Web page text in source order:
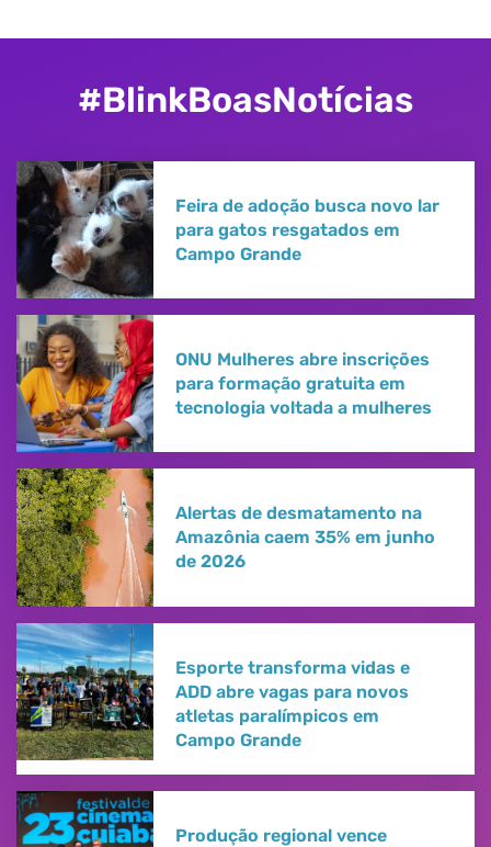
#BlinkBoasNotícias​
Feira de adoção busca novo lar
para gatos resgatados em
Campo Grande
ONU Mulheres abre inscrições
para formação gratuita em
tecnologia voltada a mulheres
Alertas de desmatamento na
Amazônia caem 35% em junho
de 2026
Esporte transforma vidas e
ADD abre vagas para novos
atletas paralímpicos em
Campo Grande
Produção regional vence